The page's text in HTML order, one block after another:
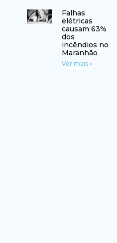
Falhas
elétricas
causam 63%
dos
incêndios no
Maranhão
Ver mais »